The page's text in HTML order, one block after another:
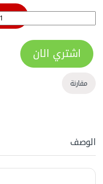
مفتاح بلدي مشرشر مقاس 19 مم من وورك برو - II - W073169 quantity
اشتري الان
مقارنة
الوصف